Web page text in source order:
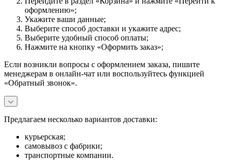
оформлению»;
Укажите ваши данные;
Выберите способ доставки и укажите адрес;
Выберите удобный способ оплаты;
Нажмите на кнопку «Оформить заказ»;
Если возникли вопросы с оформлением заказа, пишите
менеджерам в онлайн-чат или воспользуйтесь функцией
«Обратный звонок».
Предлагаем несколько вариантов доставки:
курьерская;
самовывоз с фабрики;
транспортные компании.